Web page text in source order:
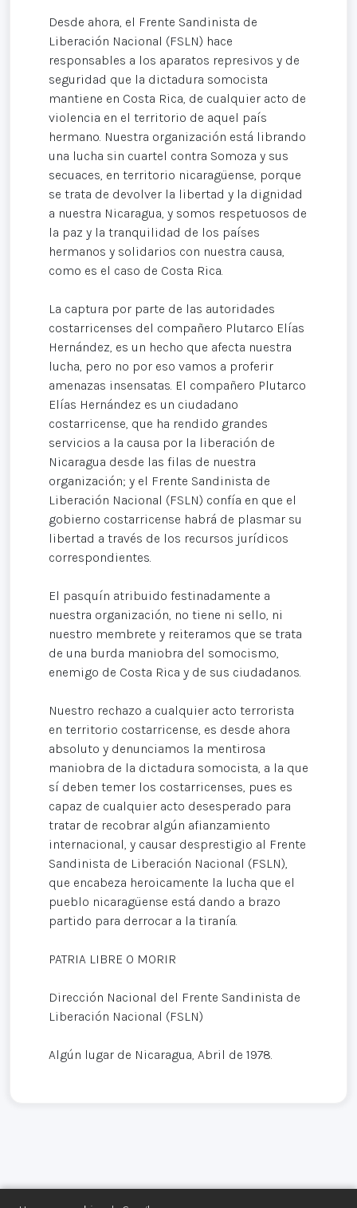
Desde ahora, el Frente Sandinista de
Liberación Nacional (FSLN) hace
responsables a los aparatos represivos y de
seguridad que la dictadura somocista
mantiene en Costa Rica, de cualquier acto de
violencia en el territorio de aquel país
hermano. Nuestra organización está librando
una lucha sin cuartel contra Somoza y sus
secuaces, en territorio nicaragüense, porque
se trata de devolver la libertad y la dignidad
a nuestra Nicaragua, y somos respetuosos de
la paz y la tranquilidad de los países
hermanos y solidarios con nuestra causa,
como es el caso de Costa Rica.
La captura por parte de las autoridades
costarricenses del compañero Plutarco Elías
Hernández, es un hecho que afecta nuestra
lucha, pero no por eso vamos a proferir
amenazas insensatas. El compañero Plutarco
Elías Hernández es un ciudadano
costarricense, que ha rendido grandes
servicios a la causa por la liberación de
Nicaragua desde las filas de nuestra
organización; y el Frente Sandinista de
Liberación Nacional (FSLN) confía en que el
gobierno costarricense habrá de plasmar su
libertad a través de los recursos jurídicos
correspondientes.
El pasquín atribuido festinadamente a
nuestra organización, no tiene ni sello, ni
nuestro membrete y reiteramos que se trata
de una burda maniobra del somocismo,
enemigo de Costa Rica y de sus ciudadanos.
Nuestro rechazo a cualquier acto terrorista
en territorio costarricense, es desde ahora
absoluto y denunciamos la mentirosa
maniobra de la dictadura somocista, a la que
sí deben temer los costarricenses, pues es
capaz de cualquier acto desesperado para
tratar de recobrar algún afianzamiento
internacional, y causar desprestigio al Frente
Sandinista de Liberación Nacional (FSLN),
que encabeza heroicamente la lucha que el
pueblo nicaragüense está dando a brazo
partido para derrocar a la tiranía.
PATRIA LIBRE O MORIR
Dirección Nacional del Frente Sandinista de
Liberación Nacional (FSLN)
Algún lugar de Nicaragua, Abril de 1978.